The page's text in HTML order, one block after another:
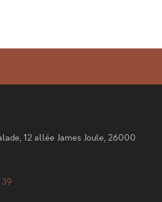
12 allée James Joule, 26000